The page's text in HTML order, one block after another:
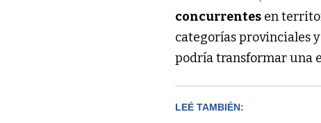
concurrentes en
categorías provinciales
podría transformar una
LEÉ TAMBIÉN: